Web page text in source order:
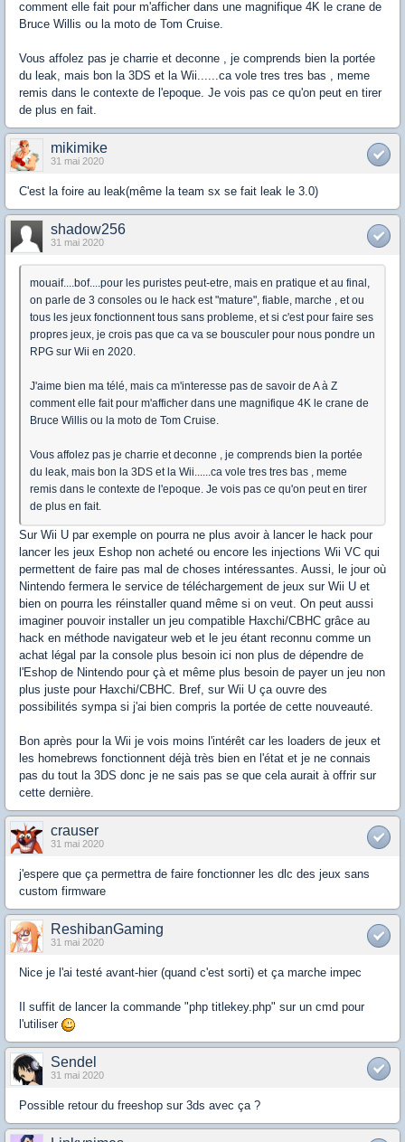
comment elle fait pour m'afficher dans une magnifique 4K le crane de
Bruce Willis ou la moto de Tom Cruise.
Vous affolez pas je charrie et deconne , je comprends bien la portée
du leak, mais bon la 3DS et la Wii......ca vole tres tres bas , meme
remis dans le contexte de l'epoque. Je vois pas ce qu'on peut en tirer
de plus en fait.
mikimike
31 mai 2020
C'est la foire au leak(même la team sx se fait leak le 3.0)
shadow256
31 mai 2020
mouaif....bof....pour les puristes peut-etre, mais en pratique et au final,
on parle de 3 consoles ou le hack est "mature", fiable, marche , et ou
tous les jeux fonctionnent tous sans probleme, et si c'est pour faire ses
propres jeux, je crois pas que ca va se bousculer pour nous pondre un
RPG sur Wii en 2020.
J'aime bien ma télé, mais ca m'interesse pas de savoir de A à Z
comment elle fait pour m'afficher dans une magnifique 4K le crane de
Bruce Willis ou la moto de Tom Cruise.
Vous affolez pas je charrie et deconne , je comprends bien la portée
du leak, mais bon la 3DS et la Wii......ca vole tres tres bas , meme
remis dans le contexte de l'epoque. Je vois pas ce qu'on peut en tirer
de plus en fait.
Sur Wii U par exemple on pourra ne plus avoir à lancer le hack pour
lancer les jeux Eshop non acheté ou encore les injections Wii VC qui
permettent de faire pas mal de choses intéressantes. Aussi, le jour où
Nintendo fermera le service de téléchargement de jeux sur Wii U et
bien on pourra les réinstaller quand même si on veut. On peut aussi
imaginer pouvoir installer un jeu compatible Haxchi/CBHC grâce au
hack en méthode navigateur web et le jeu étant reconnu comme un
achat légal par la console plus besoin ici non plus de dépendre de
l'Eshop de Nintendo pour çà et même plus besoin de payer un jeu non
plus juste pour Haxchi/CBHC. Bref, sur Wii U ça ouvre des
possibilités sympa si j'ai bien compris la portée de cette nouveauté.
Bon après pour la Wii je vois moins l'intérêt car les loaders de jeux et
les homebrews fonctionnent déjà très bien en l'état et je ne connais
pas du tout la 3DS donc je ne sais pas se que cela aurait à offrir sur
cette dernière.
crauser
31 mai 2020
j'espere que ça permettra de faire fonctionner les dlc des jeux sans
custom firmware
ReshibanGaming
31 mai 2020
Nice je l'ai testé avant-hier (quand c'est sorti) et ça marche impec
Il suffit de lancer la commande "php titlekey.php" sur un cmd pour
l'utiliser
Sendel
31 mai 2020
Possible retour du freeshop sur 3ds avec ça ?